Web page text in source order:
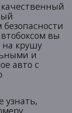
вы
на крушу
и
авто с